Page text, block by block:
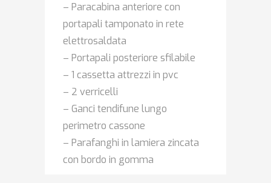
– Paracabina anteriore con
portapali tamponato in rete
elettrosaldata
– Portapali posteriore sfilabile
– 1 cassetta attrezzi in pvc
– 2 verricelli
– Ganci tendifune lungo
perimetro cassone
– Parafanghi in lamiera zincata
con bordo in gomma